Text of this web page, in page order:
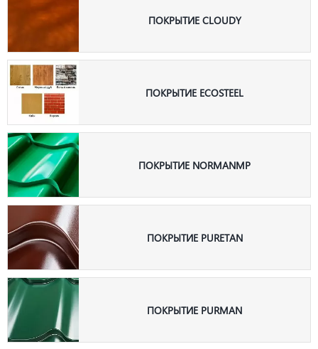
ПОКРЫТИЕ CLOUDY
ПОКРЫТИЕ ECOSTEEL
ПОКРЫТИЕ NORMANMP
ПОКРЫТИЕ PURETAN
ПОКРЫТИЕ PURMAN